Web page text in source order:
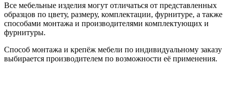
Все мебельные изделия могут отличаться от представленных
образцов по цвету, размеру, комплектации, фурнитуре, а также
способами монтажа и производителями комплектующих и
фурнитуры.
Способ монтажа и крепёж мебели по индивидуальному заказу
выбирается производителем по возможности её применения.